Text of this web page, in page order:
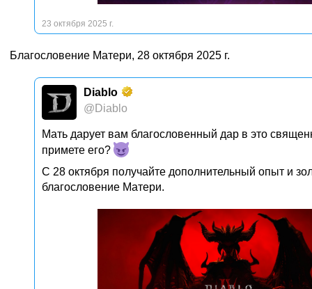
23 октября 2025 г.
Благословение Матери, 28 октября 2025 г.
Diablo
@Diablo
Мать дарует вам благословенный дар в это
примете его?
C 28 октября получайте дополнительный опыт и
благословение Матери.